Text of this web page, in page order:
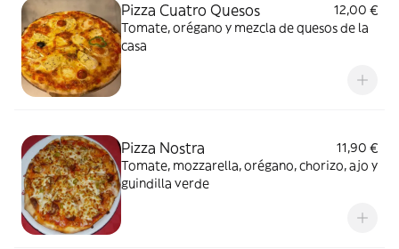
Pizza Cuatro Quesos
12,00 €
Tomate, orégano y mezcla de quesos de la
casa
Pizza Nostra
11,90 €
Tomate, mozzarella, orégano, chorizo, ajo y
guindilla verde